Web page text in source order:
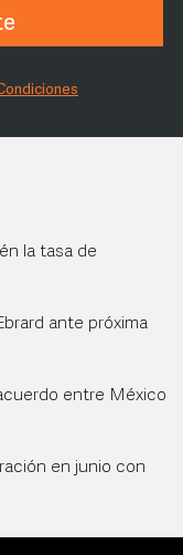
la tasa de
ante próxima
entre México
en junio con